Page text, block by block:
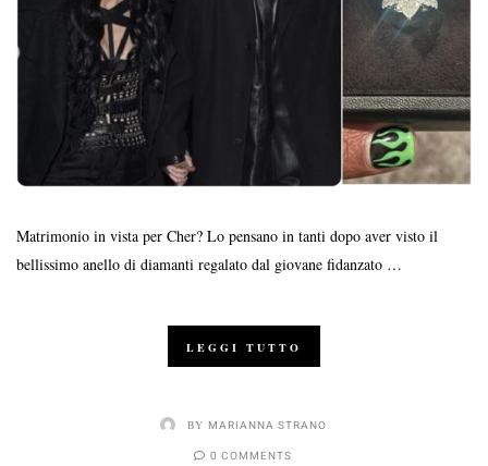
Matrimonio in vista per Cher? Lo pensano in tanti dopo aver visto il
bellissimo anello di diamanti regalato dal giovane fidanzato …
LEGGI TUTTO
BY MARIANNA STRANO
0 COMMENTS